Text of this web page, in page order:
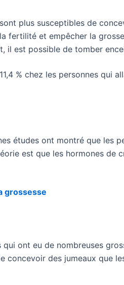
plus susceptibles de
fertilité et empêcher la
il est possible de tomber
% chez les personnes qui
études ont montré que les
est que les hormones de
grossesse
ont eu de nombreuses
des jumeaux que